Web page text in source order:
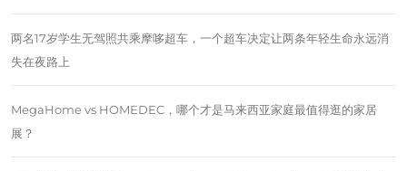
两名17岁学生无驾照共乘摩哆超车，一个超车决定让两条年轻生命永远消
失在夜路上
MegaHome vs HOMEDEC，哪个才是马来西亚家庭最值得逛的家居
展？